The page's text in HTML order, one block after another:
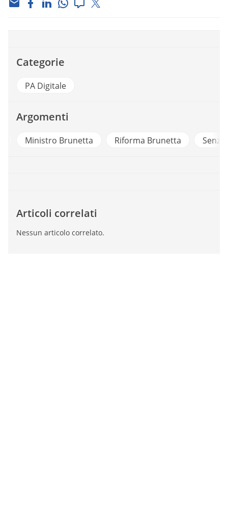
Categorie
PA Digitale
Argomenti
Ministro Brunetta Riforma Brunetta
Articoli correlati
Nessun articolo correlato.